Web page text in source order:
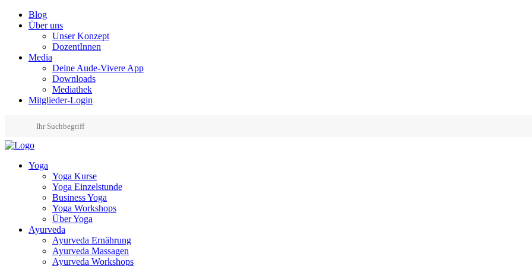
Blog
Über uns
Unser Konzept
DozentInnen
Media
Deine Aude-Vivere App
Downloads
Mediathek
Mitglieder-Login
Yoga
Yoga Kurse
Yoga Einzelstunde
Business Yoga
Yoga Workshops
Über Yoga
Ayurveda
Ayurveda Ernährung
Ayurveda Massagen
Ayurveda Workshops